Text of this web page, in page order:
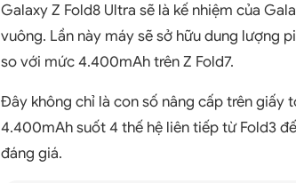
Galaxy Z Fold8 Ultra sẽ là kế nhiệm của
vuông. Lần này máy sẽ sở hữu dung lượng
so với mức 4.400mAh trên Z Fold7.
Đây không chỉ là con số nâng cấp trên giấy
4.400mAh suốt 4 thế hệ liên tiếp từ Fold3
đáng giá.